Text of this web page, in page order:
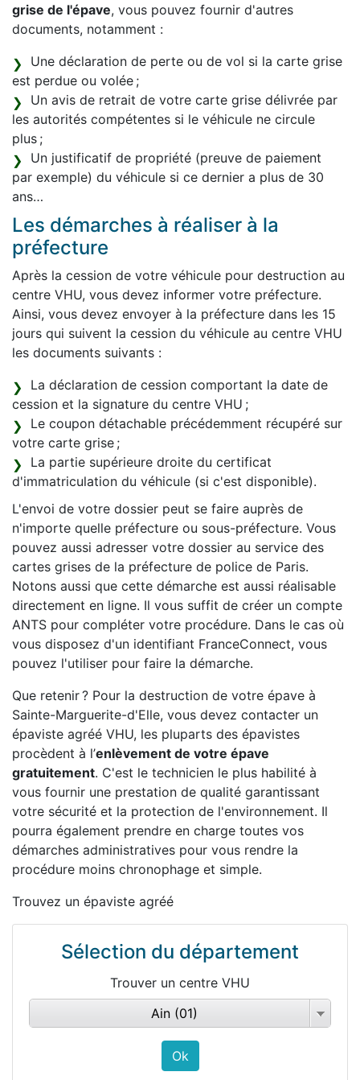
grise de l'épave, vous pouvez fournir d'autres
documents, notamment :
Une déclaration de perte ou de vol si la carte grise
est perdue ou volée ;
Un avis de retrait de votre carte grise délivrée par
les autorités compétentes si le véhicule ne circule
plus ;
Un justificatif de propriété (preuve de paiement
par exemple) du véhicule si ce dernier a plus de 30
ans…
Les démarches à réaliser à la
préfecture
Après la cession de votre véhicule pour destruction au
centre VHU, vous devez informer votre préfecture.
Ainsi, vous devez envoyer à la préfecture dans les 15
jours qui suivent la cession du véhicule au centre VHU
les documents suivants :
La déclaration de cession comportant la date de
cession et la signature du centre VHU ;
Le coupon détachable précédemment récupéré sur
votre carte grise ;
La partie supérieure droite du certificat
d'immatriculation du véhicule (si c'est disponible).
L'envoi de votre dossier peut se faire auprès de
n'importe quelle préfecture ou sous-préfecture. Vous
pouvez aussi adresser votre dossier au service des
cartes grises de la préfecture de police de Paris.
Notons aussi que cette démarche est aussi réalisable
directement en ligne. Il vous suffit de créer un compte
ANTS pour compléter votre procédure. Dans le cas où
vous disposez d'un identifiant FranceConnect, vous
pouvez l'utiliser pour faire la démarche.
Que retenir ? Pour la destruction de votre épave à
Sainte-Marguerite-d'Elle, vous devez contacter un
épaviste agréé VHU, les pluparts des épavistes
procèdent à l’enlèvement de votre épave
gratuitement. C'est le technicien le plus habilité à
vous fournir une prestation de qualité garantissant
votre sécurité et la protection de l'environnement. Il
pourra également prendre en charge toutes vos
démarches administratives pour vous rendre la
procédure moins chronophage et simple.
Trouvez un épaviste agréé
Sélection du département
Trouver un centre VHU
Ain (01)